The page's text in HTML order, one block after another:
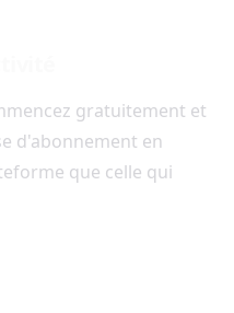
gratuitement et
d'abonnement en
que celle qui